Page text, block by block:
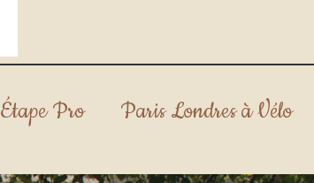
Étape Pro
Paris Londres à Vélo